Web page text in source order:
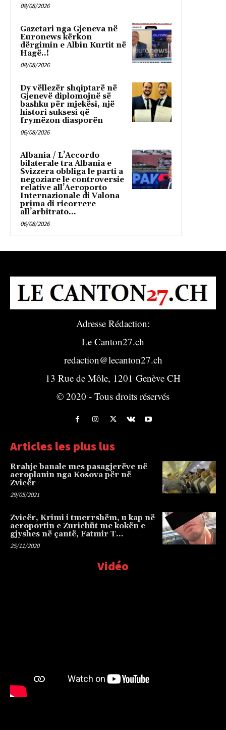
08/08/2026
Gazetari nga Gjeneva në
Euronews kërkon
dërgimin e Albin Kurtit në
Hagë..!
08/08/2026
Dy vëllezër shqiptarë në
Gjenevë diplomojnë së
bashku për mjekësi, një
histori suksesi që
frymëzon diasporën
06/08/2026
Albania / L’Accordo
bilaterale tra Albania e
Svizzera obbliga le parti a
negoziare le controversie
relative all’Aeroporto
Internazionale di Valona
prima di ricorrere
all’arbitrato...
06/08/2026
Adresse Rédaction:
Le Canton27.ch
redaction@lecanton27.ch
13 Rue de Môle, 1201 Genève CH
© 2020 - Tous droits réservés
Articles les plus lus
Rrahje banale mes pasagjerëve në
aeroplanin nga Kosova për në
Zvicër
29/05/2021
Zvicër, Krimi i tmerrshëm, u kap në
aeroportin e Zurichüt me kokën e
gjyshes në çantë, Fatmir T…
25/11/2020
Vidéo